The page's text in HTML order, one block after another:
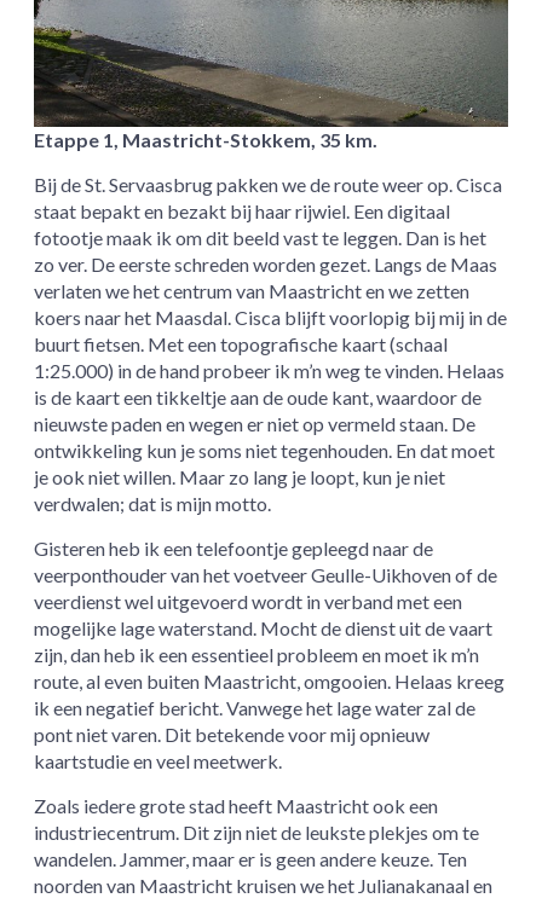
Etappe 1, Maastricht-Stokkem, 35 km.
Bij de St. Servaasbrug pakken we de route weer op. Cisca
staat bepakt en bezakt bij haar rijwiel. Een digitaal
fotootje maak ik om dit beeld vast te leggen. Dan is het
zo ver. De eerste schreden worden gezet. Langs de Maas
verlaten we het centrum van Maastricht en we zetten
koers naar het Maasdal. Cisca blijft voorlopig bij mij in de
buurt fietsen. Met een topografische kaart (schaal
1:25.000) in de hand probeer ik m’n weg te vinden. Helaas
is de kaart een tikkeltje aan de oude kant, waardoor de
nieuwste paden en wegen er niet op vermeld staan. De
ontwikkeling kun je soms niet tegenhouden. En dat moet
je ook niet willen. Maar zo lang je loopt, kun je niet
verdwalen; dat is mijn motto.
Gisteren heb ik een telefoontje gepleegd naar de
veerponthouder van het voetveer Geulle-Uikhoven of de
veerdienst wel uitgevoerd wordt in verband met een
mogelijke lage waterstand. Mocht de dienst uit de vaart
zijn, dan heb ik een essentieel probleem en moet ik m’n
route, al even buiten Maastricht, omgooien. Helaas kreeg
ik een negatief bericht. Vanwege het lage water zal de
pont niet varen. Dit betekende voor mij opnieuw
kaartstudie en veel meetwerk.
Zoals iedere grote stad heeft Maastricht ook een
industriecentrum. Dit zijn niet de leukste plekjes om te
wandelen. Jammer, maar er is geen andere keuze. Ten
noorden van Maastricht kruisen we het Julianakanaal en